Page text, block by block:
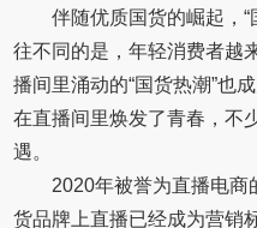
伴随优质国货的崛起，
往不同的是，年轻消费者越
播间里涌动的“国货热潮”也
在直播间里焕发了青春，不
遇。
2020年被誉为直播电商
货品牌上直播已经成为营销